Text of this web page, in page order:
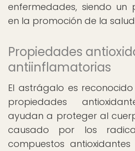
enfermedades, siendo un
en la promoción de la
Propiedades
antiinflamatorias
El astrágalo es
propiedades
ayudan a proteger al
causado por los
compuestos